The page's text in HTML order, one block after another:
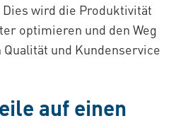
wird die Produktivität
optimieren und den Weg
und Kundenservice
auf einen